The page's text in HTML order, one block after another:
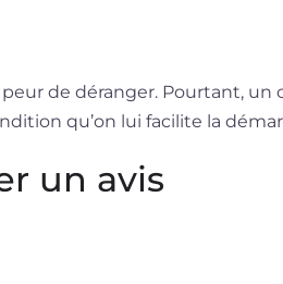
de déranger. Pourtant, un
qu’on lui facilite la
un avis